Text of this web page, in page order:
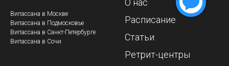
Випассана в Москве
Випассана в Подмосковье
Випассана в Санкт-Петербурге
Випассана в Сочи
О нас
Расписание
Статьи
Ретрит-центры